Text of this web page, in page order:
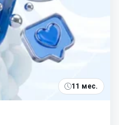
11 мес.